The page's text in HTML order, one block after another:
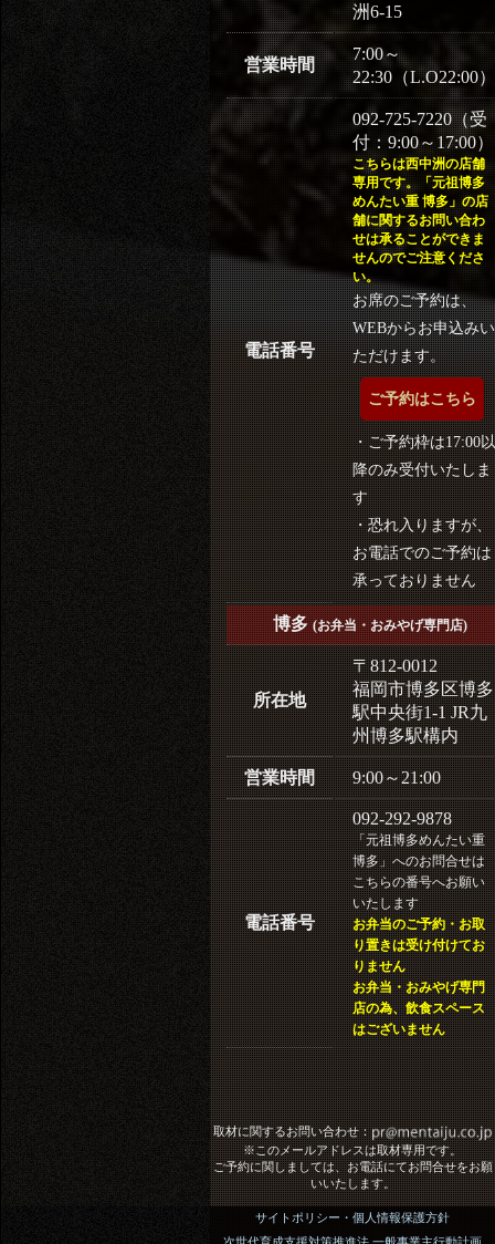
洲6-15
営業時間
7:00～
22:30（L.O22:00）
電話番号
092-725-7220（受
付：9:00～17:00）
こちらは西中洲の店舗
専用です。「元祖博多
めんたい重 博多」の店
舗に関するお問い合わ
せは承ることができま
せんのでご注意くださ
い。
お席のご予約は、
WEBからお申込みい
ただけます。
ご予約はこちら
・ご予約枠は17:00以
降のみ受付いたしま
す
・恐れ入りますが、
お電話でのご予約は
承っておりません
博多(お弁当・おみやげ専門店)
所在地
〒812-0012
福岡市博多区博多
駅中央街1-1 JR九
州博多駅構内
営業時間 9:00～21:00
電話番号
092-292-9878
「元祖博多めんたい重
博多」へのお問合せは
こちらの番号へお願い
いたします
お弁当のご予約・お取
り置きは受け付けてお
りません
お弁当・おみやげ専門
店の為、飲食スペース
はございません
取材に関するお問い合わせ：
※このメールアドレスは取材専用です。
ご予約に関しましては、お電話にてお問合せをお願
いいたします。
サイトポリシー・個人情報保護方針